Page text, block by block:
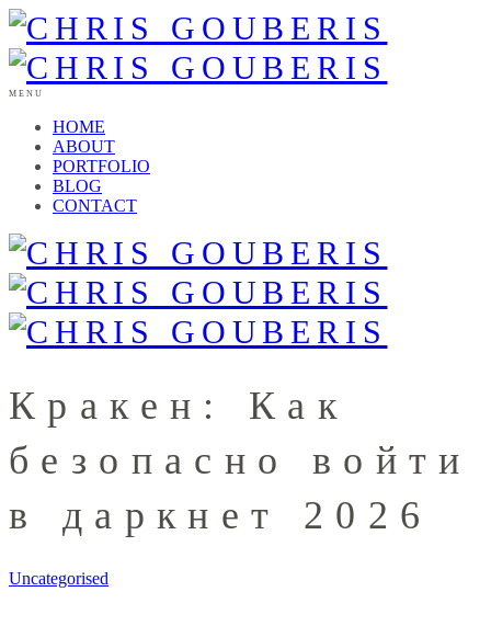
MENU
HOME
ABOUT
PORTFOLIO
BLOG
CONTACT
Кракен: Как
безопасно войти
в даркнет 2026
Uncategorised